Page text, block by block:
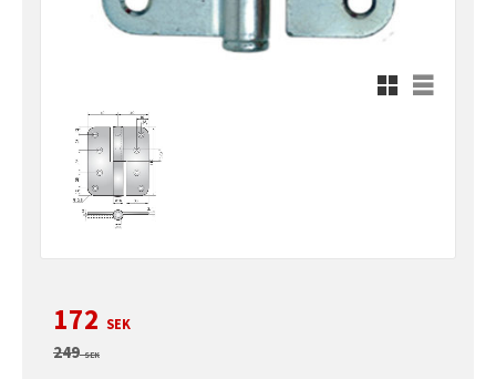
Rutnätsvy
Listvy
Nedsatt pris:
172 SEK
Ordinarie pris:
249SEK